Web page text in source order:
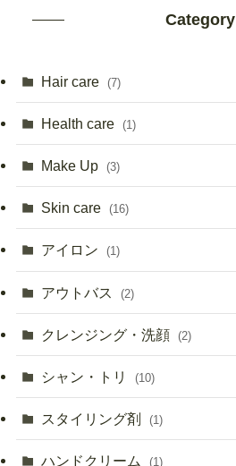
Category
Hair care (7)
Health care (1)
Make Up (3)
Skin care (16)
アイロン (1)
アウトバス (2)
クレンジング・洗顔 (2)
シャン・トリ (10)
スタイリング剤 (1)
ハンドクリーム (1)